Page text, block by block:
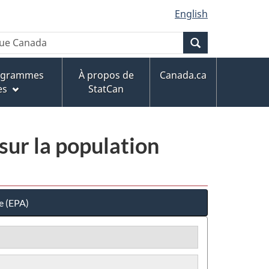
English
À propos de
StatCan
Canada.ca
la population
(EPA)